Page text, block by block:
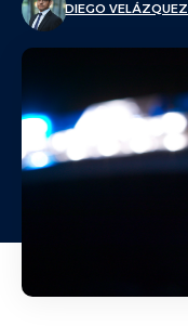
DIEGO VELÁZQUEZ